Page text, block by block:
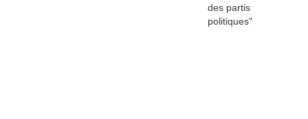
des partis
politiques"